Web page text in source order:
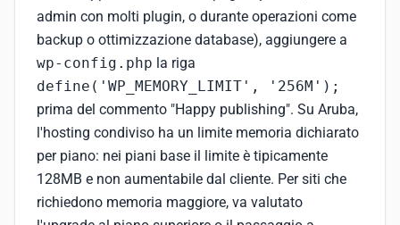
admin con molti plugin, o durante operazioni come
backup o ottimizzazione database), aggiungere a
wp-config.php la riga
define('WP_MEMORY_LIMIT', '256M');
prima del commento "Happy publishing". Su Aruba,
l'hosting condiviso ha un limite memoria dichiarato
per piano: nei piani base il limite è tipicamente
128MB e non aumentabile dal cliente. Per siti che
richiedono memoria maggiore, va valutato